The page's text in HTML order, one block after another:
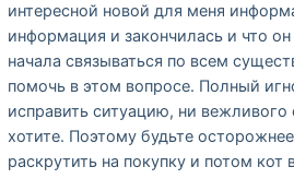
интересной новой для меня
информация и закончилась и что
начала связываться по всем
помочь в этом вопросе. Полный
исправить ситуацию, ни вежливого
хотите. Поэтому будьте
раскрутить на покупку и потом